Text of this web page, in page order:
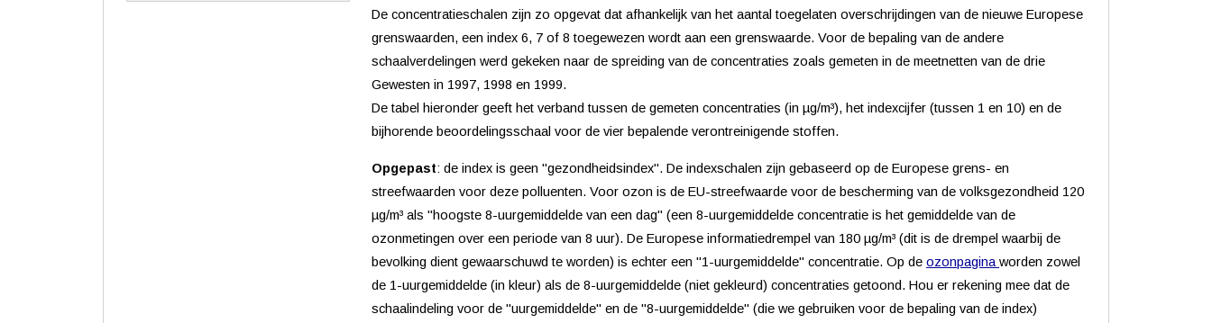
De concentratieschalen zijn zo opgevat dat afhankelijk van het aantal toegelaten overschrijdingen van de nieuwe Europese
grenswaarden, een index 6, 7 of 8 toegewezen wordt aan een grenswaarde. Voor de bepaling van de andere
schaalverdelingen werd gekeken naar de spreiding van de concentraties zoals gemeten in de meetnetten van de drie
Gewesten in 1997, 1998 en 1999.
De tabel hieronder geeft het verband tussen de gemeten concentraties (in µg/m³), het indexcijfer (tussen 1 en 10) en de
bijhorende beoordelingsschaal voor de vier bepalende verontreinigende stoffen.
Opgepast: de index is geen "gezondheidsindex". De indexschalen zijn gebaseerd op de Europese grens- en
streefwaarden voor deze polluenten. Voor ozon is de EU-streefwaarde voor de bescherming van de volksgezondheid 120
µg/m³ als "hoogste 8-uurgemiddelde van een dag" (een 8-uurgemiddelde concentratie is het gemiddelde van de
ozonmetingen over een periode van 8 uur). De Europese informatiedrempel van 180 µg/m³ (dit is de drempel waarbij de
bevolking dient gewaarschuwd te worden) is echter een "1-uurgemiddelde" concentratie. Op deozonpaginaworden zowel
de 1-uurgemiddelde (in kleur) als de 8-uurgemiddelde (niet gekleurd) concentraties getoond. Hou er rekening mee dat de
schaalindeling voor de "uurgemiddelde" en de "8-uurgemiddelde" (die we gebruiken voor de bepaling van de index)